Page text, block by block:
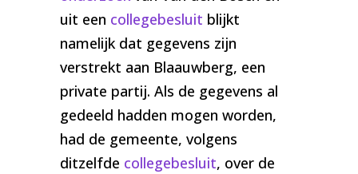
uit een collegebesluit blijkt
namelijk dat gegevens zijn
verstrekt aan Blaauwberg, een
private partij. Als de gegevens al
gedeeld hadden mogen worden,
had de gemeente, volgens
ditzelfde collegebesluit, over de